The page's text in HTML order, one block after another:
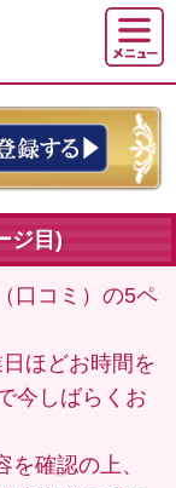
ジ目)
口コミ）の5ペ
ほどお時間を
今しばらくお
確認の上、